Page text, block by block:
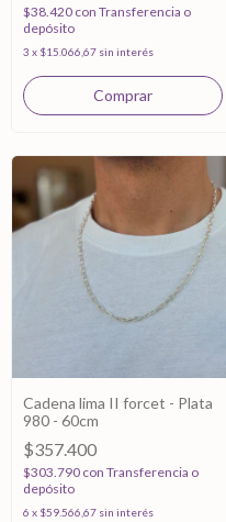
$38.420 con Transferencia o
depósito
3 x $15.066,67 sin interés
Cadena lima II forcet - Plata
980 - 60cm
$357.400
$303.790 con Transferencia o
depósito
6 x $59.566,67 sin interés